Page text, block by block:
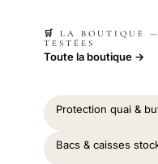
🛒 LA BOUTIQUE
TESTÉES
Toute la boutique →
Protection quai &
Bacs & caisses